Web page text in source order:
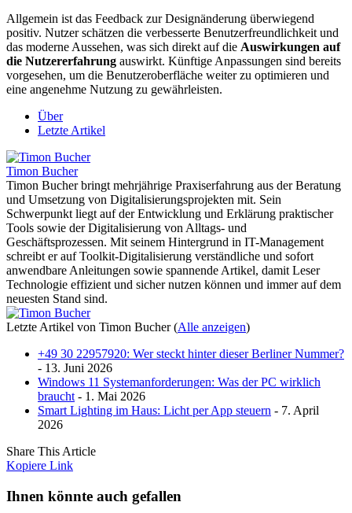
Allgemein ist das Feedback zur Designänderung überwiegend
positiv. Nutzer schätzen die verbesserte Benutzerfreundlichkeit und
das moderne Aussehen, was sich direkt auf die Auswirkungen auf
die Nutzererfahrung auswirkt. Künftige Anpassungen sind bereits
vorgesehen, um die Benutzeroberfläche weiter zu optimieren und
eine angenehme Nutzung zu gewährleisten.
Über
Letzte Artikel
Timon Bucher
Timon Bucher bringt mehrjährige Praxiserfahrung aus der Beratung
und Umsetzung von Digitalisierungsprojekten mit. Sein
Schwerpunkt liegt auf der Entwicklung und Erklärung praktischer
Tools sowie der Digitalisierung von Alltags- und
Geschäftsprozessen. Mit seinem Hintergrund in IT-Management
schreibt er auf Toolkit-Digitalisierung verständliche und sofort
anwendbare Anleitungen sowie spannende Artikel, damit Leser
Technologie effizient und sicher nutzen können und immer auf dem
neuesten Stand sind.
Letzte Artikel von Timon Bucher(Alle anzeigen)
+49 30 22957920: Wer steckt hinter dieser Berliner Nummer?
- 13. Juni 2026
Windows 11 Systemanforderungen: Was der PC wirklich
braucht - 1. Mai 2026
Smart Lighting im Haus: Licht per App steuern - 7. April
2026
Share This Article
Kopiere Link
Ihnen könnte auch gefallen